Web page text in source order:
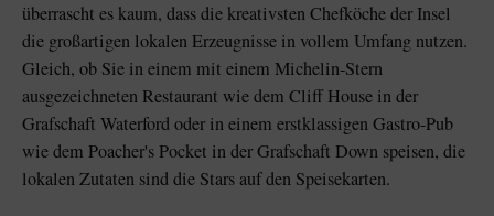
überrascht es kaum, dass die kreativsten Chefköche der Insel
die großartigen lokalen Erzeugnisse in vollem Umfang nutzen.
Gleich, ob Sie in einem mit einem Michelin-Stern
ausgezeichneten Restaurant wie dem Cliff House in der
Grafschaft Waterford oder in einem erstklassigen Gastro-Pub
wie dem Poacher's Pocket in der Grafschaft Down speisen, die
lokalen Zutaten sind die Stars auf den Speisekarten.